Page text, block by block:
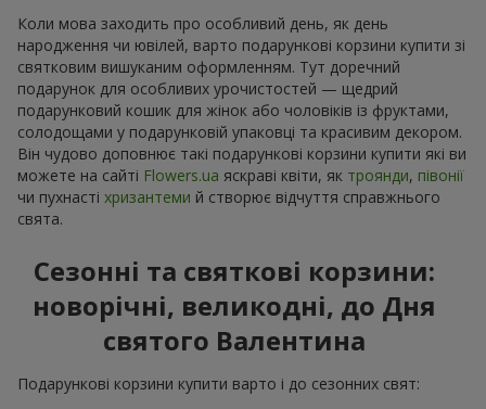
Коли мова заходить про особливий день, як день
народження чи ювілей, варто подарункові корзини купити зі
святковим вишуканим оформленням. Тут доречний
подарунок для особливих урочистостей — щедрий
подарунковий кошик для жінок або чоловіків із фруктами,
солодощами у подарунковій упаковці та красивим декором.
Він чудово доповнює такі подарункові корзини купити які ви
можете на сайті Flowers.ua яскраві квіти, як троянди, півонії
чи пухнасті хризантеми й створює відчуття справжнього
свята.
Сезонні та святкові корзини:
новорічні, великодні, до Дня
святого Валентина
Подарункові корзини купити варто і до сезонних свят: